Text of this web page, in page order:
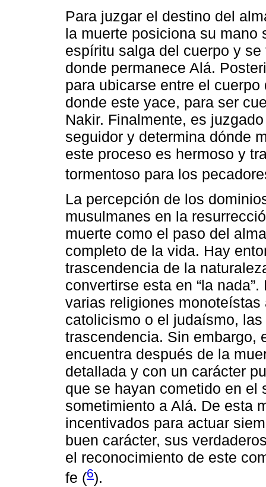
Para juzgar el destino del
la muerte posiciona su mano
espíritu salga del cuerpo y
donde permanece Alá.
para ubicarse entre el
donde este yace, para ser
Nakir. Finalmente, es
seguidor y determina dónde
este proceso es hermoso y
tormentoso para los
La percepción de los
musulmanes en la
muerte como el paso del
completo de la vida. Hay
trascendencia de la
convertirse esta en “la
varias religiones
catolicismo o el judaísmo,
trascendencia. Sin embargo,
encuentra después de la
detallada y con un carácter
que se hayan cometido en el
sometimiento a Alá. De esta
incentivados para actuar
buen carácter, sus
el reconocimiento de este
fe (6).